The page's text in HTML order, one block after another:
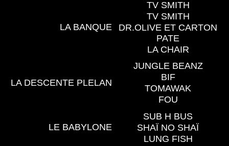
LA BANQUE
TV SMITH
TV SMITH
DR.OLIVE ET CARTON
PATE
LA CHAIR
LA DESCENTE PLELAN
JUNGLE BEANZ
BIF
TOMAWAK
FOU
LE BABYLONE
SUB H BUS
SHAÏ NO SHAÏ
LUNG FISH